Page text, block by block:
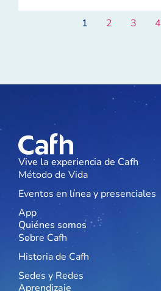
1 2 3 4
Vive la experiencia de Cafh
Método de Vida
Eventos en línea y presenciales
App
Quiénes somos
Sobre Cafh
Historia de Cafh
Sedes y Redes
Aprendizaje